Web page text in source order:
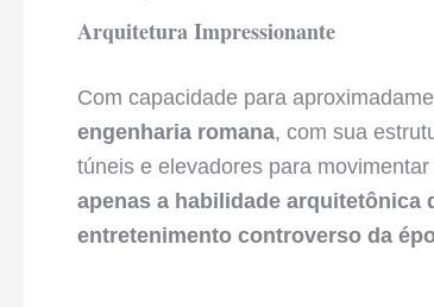
Arquitetura Impressionante
Com capacidade para
engenharia romana, com sua
túneis e elevadores para
apenas a habilidade arquitetônica
entretenimento controverso da